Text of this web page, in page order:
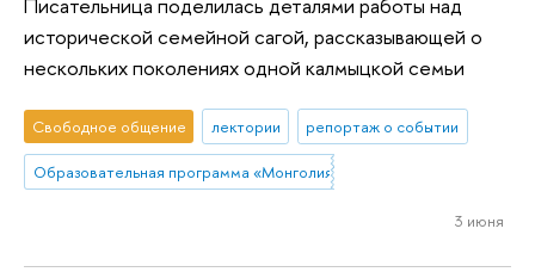
исторической семейной сагой, рассказывающей о
нескольких поколениях одной калмыцкой семьи
Свободное общение лектории репортаж о событии
Образовательная программа «Монголия и Тибет»
3 июня